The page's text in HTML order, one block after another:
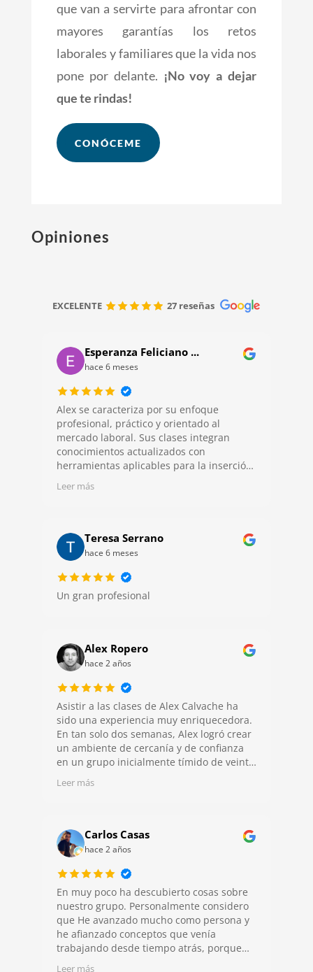
que van a servirte para afrontar con
mayores garantías los retos
laborales y familiares que la vida nos
pone por delante. ¡No voy a dejar
que te rindas!
CONÓCEME
Opiniones
EXCELENTE 27 reseñas
Esperanza Feliciano ...
hace 6 meses
Alex se caracteriza por su enfoque
profesional, práctico y orientado al
mercado laboral. Sus clases integran
conocimientos actualizados con
herramientas aplicables para la inserción
compromiso con el aprendizaje, su
Su labor contribuye de manera
significativa a la preparación integral de
los estudiantes.
Leer más
Teresa Serrano
hace 6 meses
Un gran profesional
Alex Ropero
hace 2 años
Asistir a las clases de Alex Calvache ha
sido una experiencia muy enriquecedora.
En tan solo dos semanas, Alex logró crear
un ambiente de cercanía y de confianza
en un grupo inicialmente tímido de veinte
juegos que fomentaban una
tenido la habilidad de hacer las clases
amenas y accesibles, combinando
ejercicios prácticos y dinámicas de
autoconocimiento que nos ayudaron a
entender mejor nuestras fortalezas y a
detectar nuestras partes a mejorar, y a
proyectarlas en el ámbito laboral. Lo que
más destacó de Alex, a parte de su
cercanía, es cómo conectó y abordó
conceptos de psicología y crecimiento
Leer más
Carlos Casas
hace 2 años
En muy poco ha descubierto cosas sobre
nuestro grupo. Personalmente considero
que He avanzado mucho como persona y
he afianzado conceptos que venía
trabajando desde tiempo atrás, porque
Leer más